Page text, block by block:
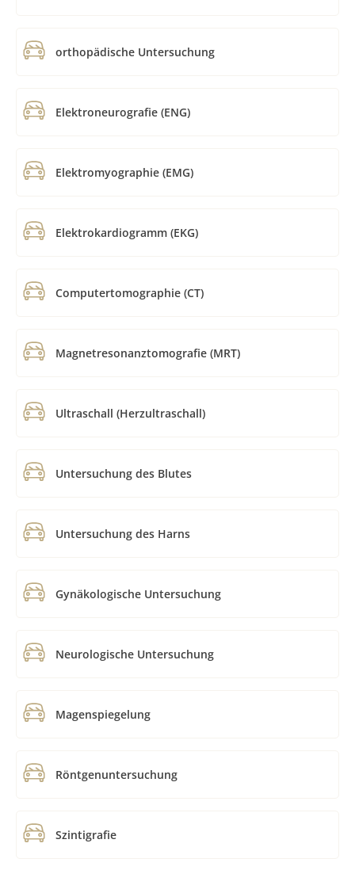
orthopädische Untersuchung
Elektroneurografie (ENG)
Elektromyographie (EMG)
Elektrokardiogramm (EKG)
Computertomographie (CT)
Magnetresonanztomografie (MRT)
Ultraschall (Herzultraschall)
Untersuchung des Blutes
Untersuchung des Harns
Gynäkologische Untersuchung
Neurologische Untersuchung
Magenspiegelung
Röntgenuntersuchung
Szintigrafie